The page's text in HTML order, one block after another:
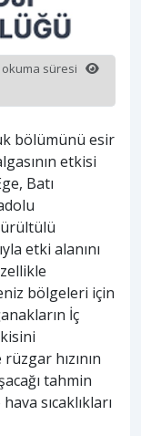
okuma süresi
bölümünü esir
etkisi
Batı
etki alanını
bölgeleri için
İç
hızının
tahmin
sıcaklıkları